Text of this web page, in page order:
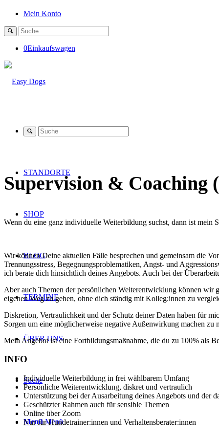
Mein Konto
0Einkaufswagen
STANDORTE
SHOP
BLOG
TERMINE
ÜBER UNS
Suche
Menü Menü
Supervision & Coaching
Wenn du eine ganz individuelle Weiterbildung suchst, dann ist
Wir können Deine aktuellen Fälle besprechen und gemeinsam die
Trennungsstress, Begegnungsproblematiken, Angst- und
ich berate dich hinsichtlich deines Angebots. Auch bei der
Aber auch Themen der persönlichen Weiterentwicklung können wir
eigenen Weg zu gehen, ohne dich ständig mit Kolleg:innen zu
Diskretion, Vertraulichkeit und der Schutz deiner Daten haben für
Sorgen um eine möglicherweise negative Außenwirkung machen zu
Mein Angebot ist eine Fortbildungsmaßnahme, die du zu 100% als
INFO
Individuelle Weiterbildung in frei wählbarem Umfang
Persönliche Weiterentwicklung, diskret und vertraulich
Unterstützung bei der Ausarbeitung deines Angebots und der
Geschützter Rahmen auch für sensible Themen
Online über Zoom
Nur für Hundetrainer:innen und Verhaltensberater:innen